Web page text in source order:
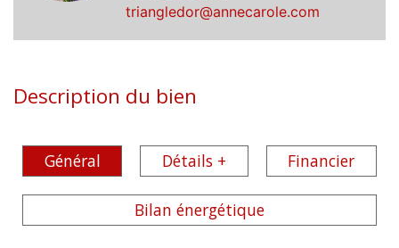
triangledor@annecarole.com
Description du bien
Général Détails + Financier
Bilan énergétique